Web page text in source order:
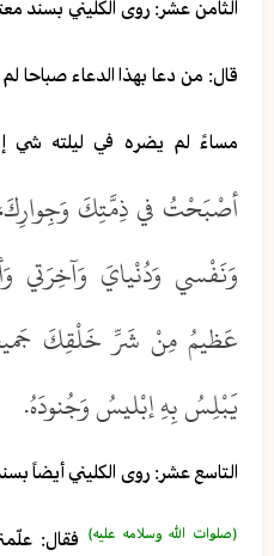
الثامن عشر: روى الكليني بسند
قال: من دعا بهذا الدعاء صباحا
مساءً لم يضره في ليلته شي
أصْبَحْتُ في ذِمَّتِكَ وَجِوارِكَ،
وَنَفْسي وَدُنْيايَ وَآخِرَتي
عَظيمُ مِنْ شَرِّ خَلْقِكَ
يَبْلِسُ بِهِ إبْليسُ وَجُنودَهُ.
التاسع عشر: روى الكليني أيضاً
(صلوات الله وسلامه عليه) فقال: